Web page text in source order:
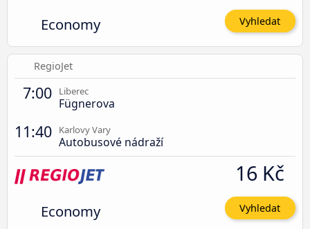
Economy Vyhledat
RegioJet
7:00 Liberec
Fügnerova
11:40 Karlovy Vary
Autobusové nádraží
Economy
16 Kč
Vyhledat